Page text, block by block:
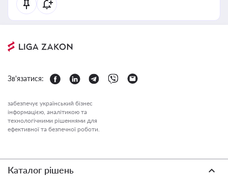
Зв'язатися:
забезпечує український бізнес
інформацією, аналітикою та
технологічними рішеннями для
ефективної та безпечної роботи.
Каталог рішень